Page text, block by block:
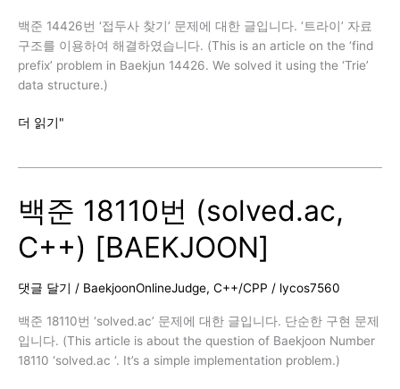
백준 14426번 ‘접두사 찾기’ 문제에 대한 글입니다. ‘트라이’ 자료
구조를 이용하여 해결하였습니다. (This is an article on the ‘find
prefix’ problem in Baekjun 14426. We solved it using the ‘Trie’
data structure.)
백
(접
두
사
찾
기,
C++)
[BAEKJOON]
더 읽기"
백준 18110번 (solved.ac,
C++) [BAEKJOON]
댓글 달기 / BaekjoonOnlineJudge, C++/CPP / lycos7560
백준 18110번 ‘solved.ac’ 문제에 대한 글입니다. 단순한 구현 문제
입니다. (This article is about the question of Baekjoon Number
18110 ‘solved.ac ‘. It’s a simple implementation problem.)